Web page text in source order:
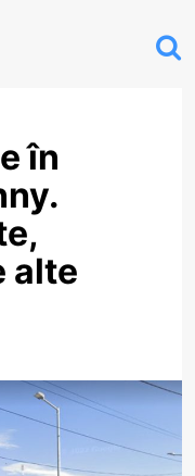
în
alte